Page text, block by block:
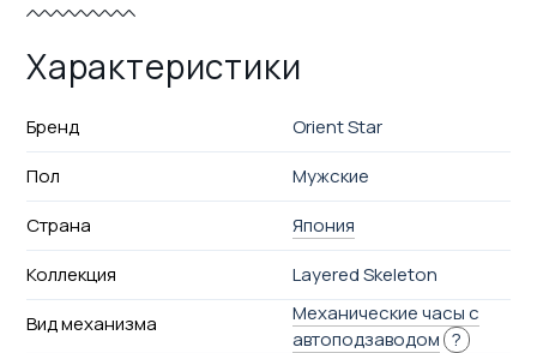
Характеристики
Бренд
Orient Star
Пол
Мужские
Страна
Япония
Коллекция
Layered Skeleton
Вид механизма
Механические часы с
автоподзаводом ?